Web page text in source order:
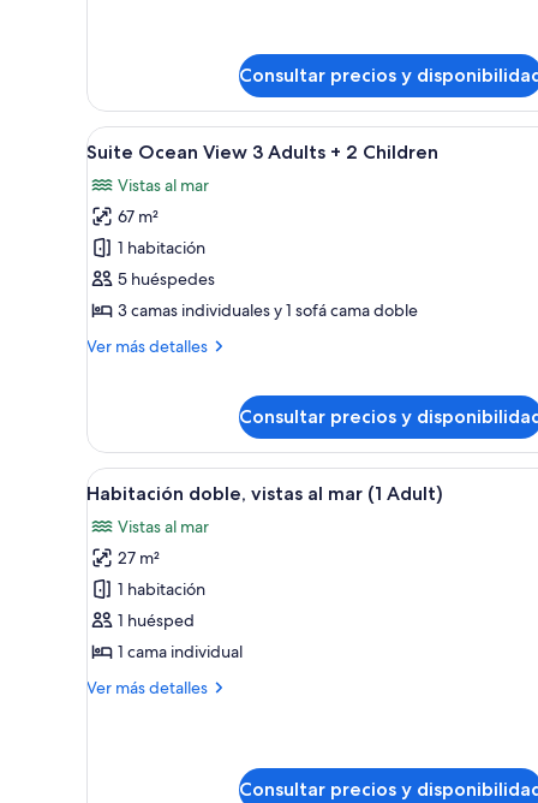
(1
Adult)
Consultar precios y
Abrir
todas
las
fotos
de
Suite
Ocean
3
2
Children
Habitación de hotel
6
Suite Ocean View 3 Adults + 2 Children
Vistas al mar
67 m²
1 habitación
5 huéspedes
3 camas individuales y 1 sofá cama doble
Ver más detalles
Más
View
3
Adults
+
2
Children
Consultar precios y
Abrir
todas
las
fotos
de
Habitación
doble,
al
Habitación de hotel con una
4
Habitación doble, vistas al mar (1 Adult)
Vistas al mar
27 m²
1 habitación
1 huésped
1 cama individual
Ver más detalles
Más
Consultar precios y